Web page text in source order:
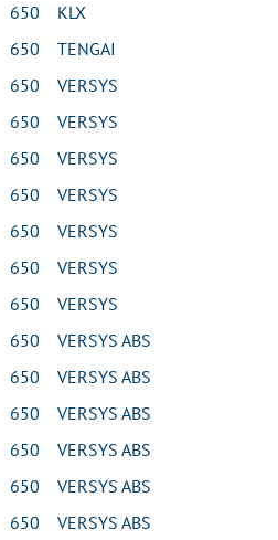
650 KLX
650 TENGAI
650 VERSYS
650 VERSYS
650 VERSYS
650 VERSYS
650 VERSYS
650 VERSYS
650 VERSYS
VERSYS ABS
VERSYS ABS
VERSYS ABS
VERSYS ABS
VERSYS ABS
VERSYS ABS